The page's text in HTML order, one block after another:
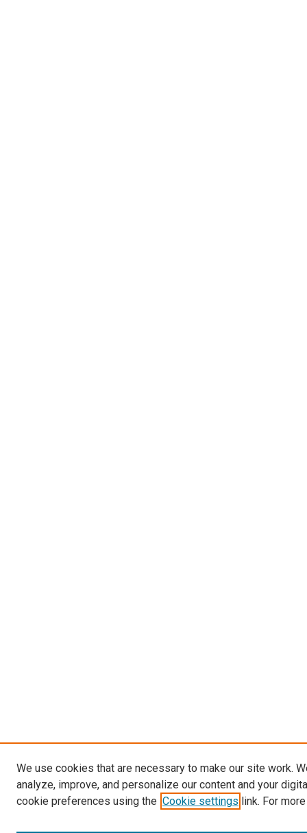
We use cookies that are necessary to make our site work.
analyze, improve, and personalize our content and your
cookie preferences using the Cookie settings link. For